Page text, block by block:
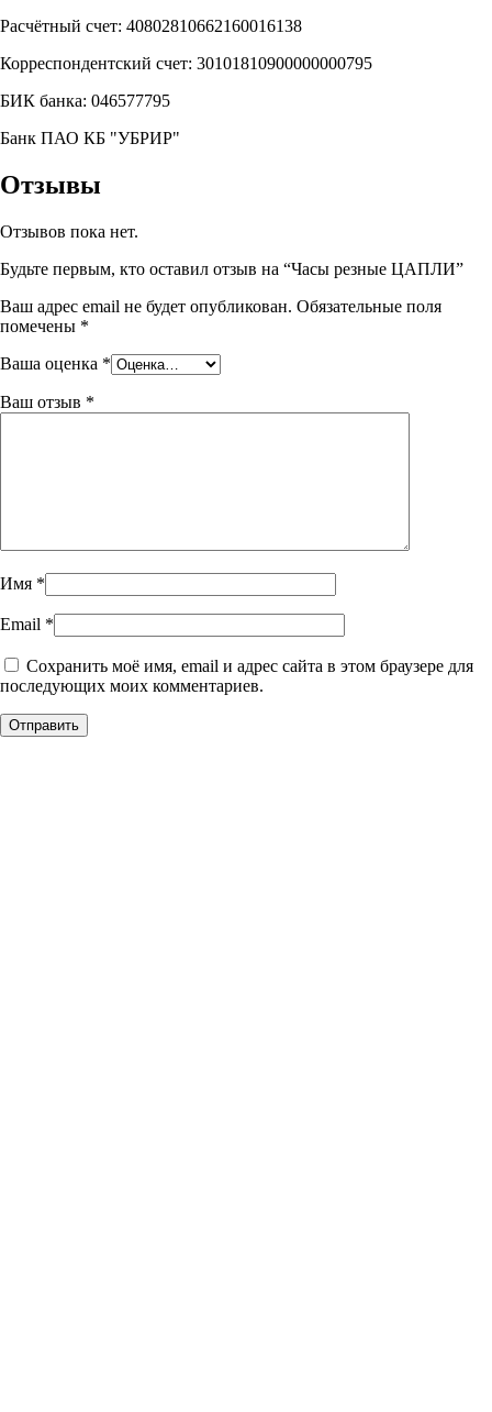
Расчётный счет: 40802810662160016138
Корреспондентский счет: 30101810900000000795
БИК банка: 046577795
Банк ПАО КБ "УБРИР"
Отзывы
Отзывов пока нет.
Будьте первым, кто оставил отзыв на “Часы резные ЦАПЛИ”
Ваш адрес email не будет опубликован. Обязательные поля
помечены *
Ваша оценка *
Ваш отзыв *
Имя *
Email *
Сохранить моё имя, email и адрес сайта в этом браузере для
последующих моих комментариев.